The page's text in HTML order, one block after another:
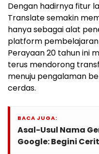
Dengan hadirnya fitur
Translate semakin
hanya sebagai alat
platform pembelajaran
Perayaan 20 tahun ini
terus mendorong
menuju pengalaman
cerdas.
BACA JUGA:
Asal-Usul Nama
Google: Begini